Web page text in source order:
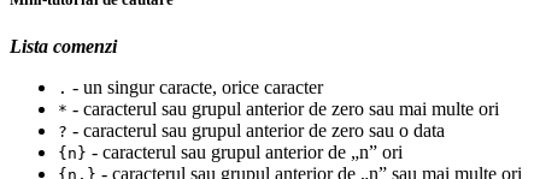
Lista comenzi
. - un singur caracte, orice caracter
* - caracterul sau grupul anterior de zero sau mai multe ori
? - caracterul sau grupul anterior de zero sau o data
{n} - caracterul sau grupul anterior de „n” ori
{n,} - caracterul sau grupul anterior de „n” sau mai multe ori